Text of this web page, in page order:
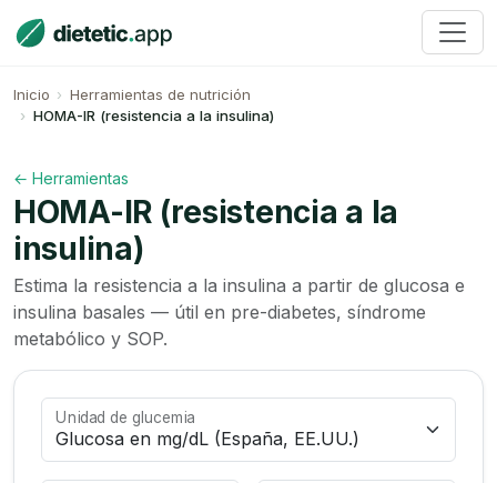
Inicio
Herramientas de nutrición
HOMA-IR (resistencia a la insulina)
← Herramientas
HOMA-IR (resistencia a la
insulina)
Estima la resistencia a la insulina a partir de glucosa e
insulina basales — útil en pre-diabetes, síndrome
metabólico y SOP.
Unidad de glucemia